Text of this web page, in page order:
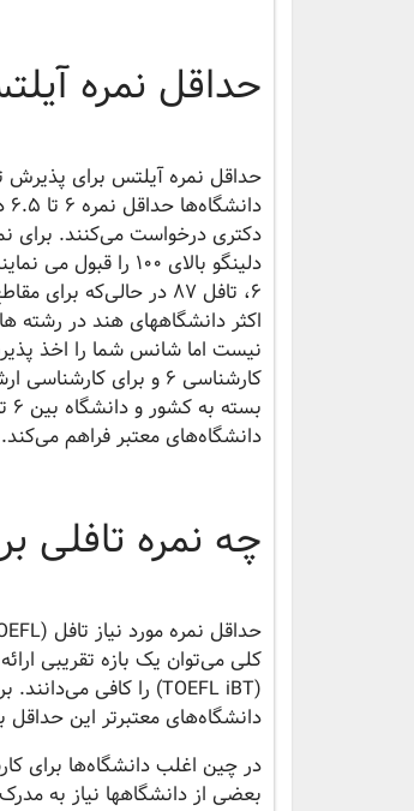
حداقل نمره
حداقل نمره آیلتس برای پذیرش
دکتری درخواست می‌کنند. برای
دلینگو بالای
اکثر دانشگاههای هند در رشته
نیست اما شانس شما را اخذ
دانشگاه‌های معتبر فراهم می‌کند.
چه نمره تافلی
دانشگاه‌های معتبرتر این حداقل به 100 یا بیشتر نیز می‌رسد. به عنوان
بعضی از دانشگاهها نیاز به